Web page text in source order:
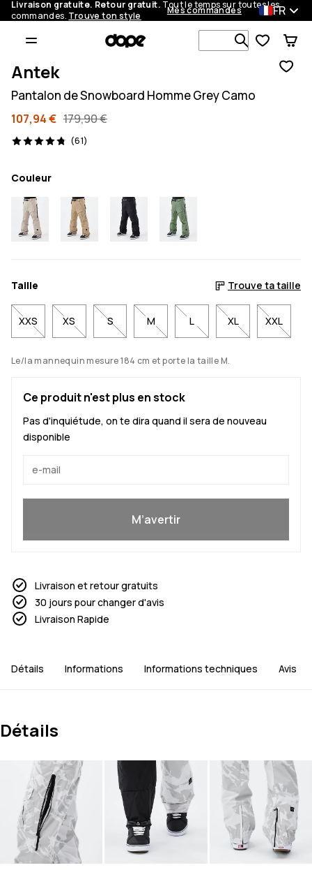
Livraison gratuite. Retour gratuit. Tout le temps sur toutes les
commandes. Trouve ton style Mes commandes FR
Recherche
Antek
Pantalon de Snowboard Homme Grey Camo
107,94 € 179,90 €
(61)
61 avis, 4.8/5
Couleur
Taille Trouve ta taille
XXS XS S M L XL XXL
Le/la mannequin mesure 184 cm et porte la taille M.
Ce produit n'est plus en stock
Pas d'inquiétude, on te dira quand il sera de nouveau
disponible
M’avertir
Livraison et retour gratuits
30 jours pour changer d'avis
Livraison Rapide
Détails Informations Informations techniques Avis
Détails